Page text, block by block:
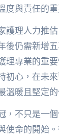
度與責任的重
護理人力推
後仍需新增
理專業的重
初心，在未
溫暖且堅定的
，不只是一
使命的開始